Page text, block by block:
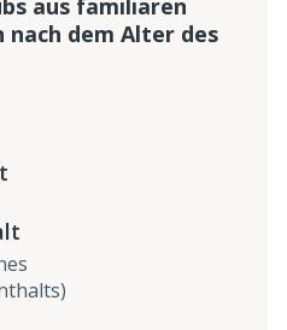
aus familiären
nach dem Alter des